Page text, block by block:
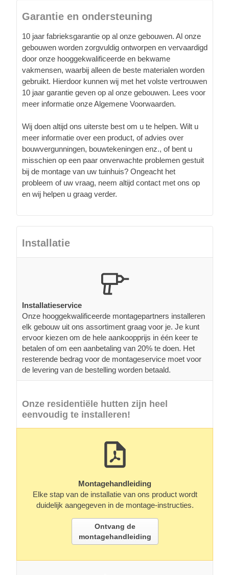
Garantie en ondersteuning
10 jaar fabrieksgarantie op al onze gebouwen. Al onze
gebouwen worden zorgvuldig ontworpen en vervaardigd
door onze hooggekwalificeerde en bekwame
vakmensen, waarbij alleen de beste materialen worden
gebruikt. Hierdoor kunnen wij met het volste vertrouwen
10 jaar garantie geven op al onze gebouwen. Lees voor
meer informatie onze Algemene Voorwaarden.
Wij doen altijd ons uiterste best om u te helpen. Wilt u
meer informatie over een product, of advies over
bouwvergunningen, bouwtekeningen enz., of bent u
misschien op een paar onverwachte problemen gestuit
bij de montage van uw tuinhuis? Ongeacht het
probleem of uw vraag, neem altijd contact met ons op
en wij helpen u graag verder.
Installatie
Installatieservice
Onze hooggekwalificeerde montagepartners installeren
elk gebouw uit ons assortiment graag voor je. Je kunt
ervoor kiezen om de hele aankoopprijs in één keer te
betalen of om een aanbetaling van 20% te doen. Het
resterende bedrag voor de montageservice moet voor
de levering van de bestelling worden betaald.
Onze residentiële hutten zijn heel
eenvoudig te installeren!
Montagehandleiding
Elke stap van de installatie van ons product wordt
duidelijk aangegeven in de montage-instructies.
Ontvang de
montagehandleiding